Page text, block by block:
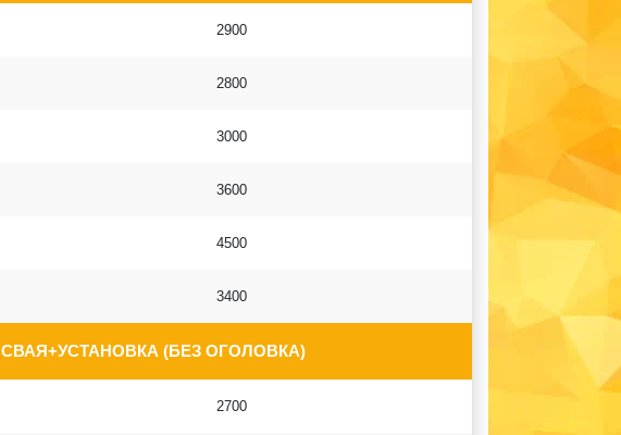
2900
2800
3000
3600
4500
3400
СВАЯ+УСТАНОВКА (БЕЗ ОГОЛОВКА)
2700